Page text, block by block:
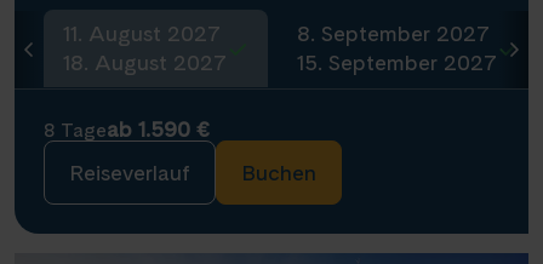
11. August 2027
18. August 2027
8. September 2027
15. September 2027
8 Tageab 1.590 €
Reiseverlauf
Buchen